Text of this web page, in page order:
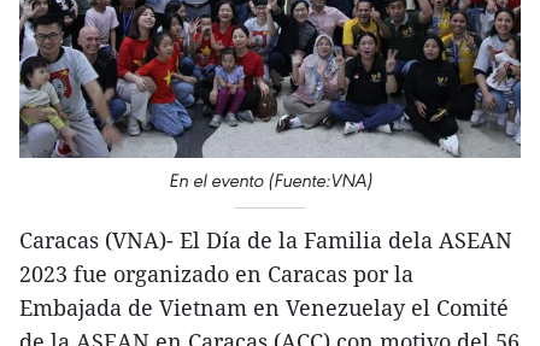
En el evento (Fuente:VNA)
Caracas (VNA)- El Día de la Familia dela ASEAN
2023 fue organizado en Caracas por la
Embajada de Vietnam en Venezuelay el Comité